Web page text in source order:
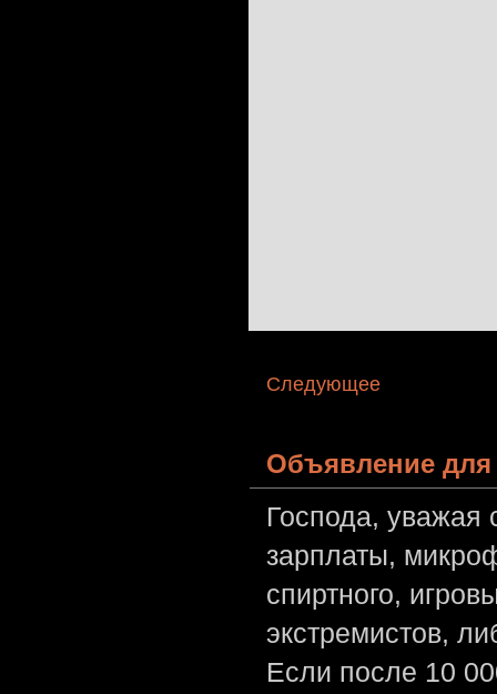
Следующее
Объявление для
Господа,
зарплаты,
спиртного,
экстремистов,
Если после 10